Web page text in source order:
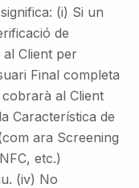
(i) Si un
de
Client per
Final completa
al Client
Característica de
ara Screening
etc.)
(iv) No